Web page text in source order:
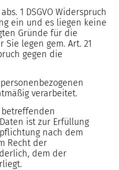
1 DSGVO Widerspruch
ein und es liegen keine
Gründe für die
Sie legen gem. Art. 21
gegen die
verarbeitet.
betreffenden
ist zur Erfüllung
nach dem
Recht der
dem der